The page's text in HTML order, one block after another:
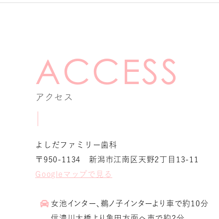
アクセス
よしだファミリー歯科
〒950-1134 新潟市江南区天野2丁目13-11
Googleマップで見る
女池インター、鵜ノ子インターより車で約10分